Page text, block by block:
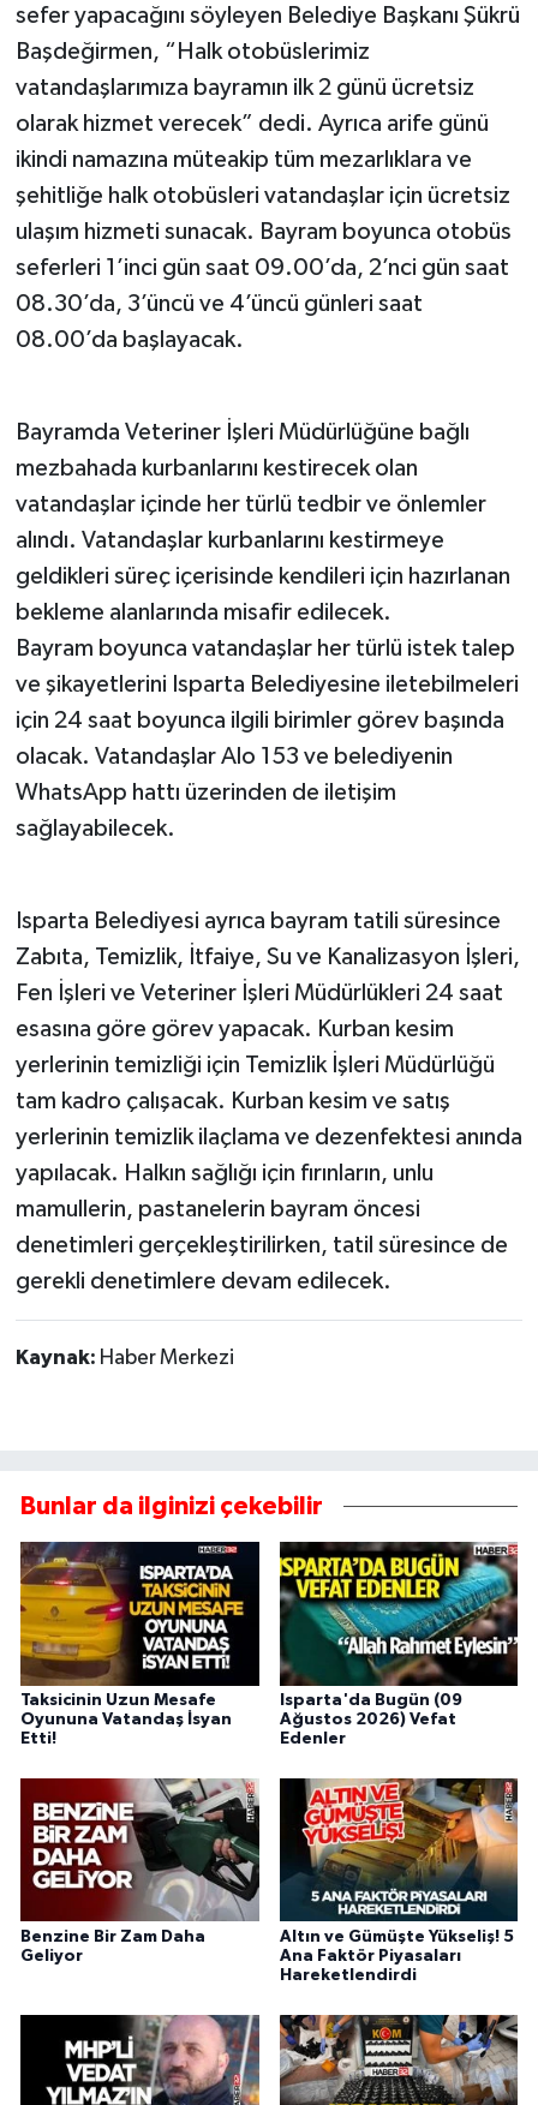
sefer yapacağını söyleyen Belediye Başkanı Şükrü
Başdeğirmen, “Halk otobüslerimiz
vatandaşlarımıza bayramın ilk 2 günü ücretsiz
olarak hizmet verecek” dedi. Ayrıca arife günü
ikindi namazına müteakip tüm mezarlıklara ve
şehitliğe halk otobüsleri vatandaşlar için ücretsiz
ulaşım hizmeti sunacak. Bayram boyunca otobüs
seferleri 1’inci gün saat 09.00’da, 2’nci gün saat
08.30’da, 3’üncü ve 4’üncü günleri saat
08.00’da başlayacak.
Bayramda Veteriner İşleri Müdürlüğüne bağlı
mezbahada kurbanlarını kestirecek olan
vatandaşlar içinde her türlü tedbir ve önlemler
alındı. Vatandaşlar kurbanlarını kestirmeye
geldikleri süreç içerisinde kendileri için hazırlanan
bekleme alanlarında misafir edilecek.
Bayram boyunca vatandaşlar her türlü istek talep
ve şikayetlerini Isparta Belediyesine iletebilmeleri
için 24 saat boyunca ilgili birimler görev başında
olacak. Vatandaşlar Alo 153 ve belediyenin
WhatsApp hattı üzerinden de iletişim
sağlayabilecek.
Isparta Belediyesi ayrıca bayram tatili süresince
Zabıta, Temizlik, İtfaiye, Su ve Kanalizasyon İşleri,
Fen İşleri ve Veteriner İşleri Müdürlükleri 24 saat
esasına göre görev yapacak. Kurban kesim
yerlerinin temizliği için Temizlik İşleri Müdürlüğü
tam kadro çalışacak. Kurban kesim ve satış
yerlerinin temizlik ilaçlama ve dezenfektesi anında
yapılacak. Halkın sağlığı için fırınların, unlu
mamullerin, pastanelerin bayram öncesi
denetimleri gerçekleştirilirken, tatil süresince de
gerekli denetimlere devam edilecek.
Kaynak: Haber Merkezi
Bunlar da ilginizi çekebilir
Taksicinin Uzun Mesafe
Oyununa Vatandaş İsyan
Etti!
Isparta'da Bugün (09
Ağustos 2026) Vefat
Edenler
Benzine Bir Zam Daha
Geliyor
Altın ve Gümüşte Yükseliş! 5
Ana Faktör Piyasaları
Hareketlendirdi